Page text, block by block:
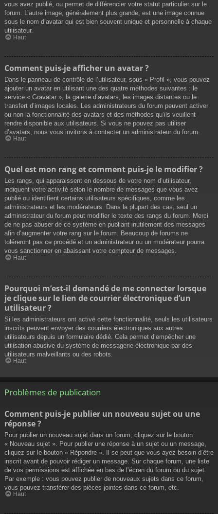
vous avez publié, ou permet de différencier votre statut particulier sur le
forum. L’autre image, généralement plus grande, est une image connue
sous le nom d’avatar qui est bien souvent unique et personnelle à chaque
utilisateur.
Haut
Comment puis-je afficher un avatar ?
Dans le panneau de contrôle de l’utilisateur, sous « Profil », vous pouvez
ajouter un avatar en utilisant une des quatre méthodes suivantes : le
service « Gravatar », la galerie d’avatars, les images distantes ou le
transfert d’images locales. Les administrateurs du forum peuvent activer
ou non la fonctionnalité des avatars et des méthodes qu’ils veuillent
rendre disponible aux utilisateurs. Si vous ne pouvez pas utiliser
d’avatars, nous vous invitons à contacter un administrateur du forum.
Haut
Quel est mon rang et comment puis-je le modifier ?
Les rangs, qui apparaissent en dessous de votre nom d’utilisateur,
indiquent votre activité selon le nombre de messages que vous avez
publié ou identifient certains utilisateurs spécifiques, comme les
administrateurs et les modérateurs. Dans la plupart des cas, seul un
administrateur du forum peut modifier le texte des rangs du forum. Merci
de ne pas abuser de ce système en publiant inutilement des messages
afin d’augmenter votre rang sur le forum. Beaucoup de forums ne
toléreront pas ce procédé et un administrateur ou un modérateur pourra
vous sanctionner en abaissant votre compteur de messages.
Haut
Pourquoi m’est-il demandé de me connecter lorsque
je clique sur le lien de courrier électronique d’un
utilisateur ?
Si les administrateurs ont activé cette fonctionnalité, seuls les utilisateurs
inscrits peuvent envoyer des courriers électroniques aux autres
utilisateurs depuis un formulaire dédié. Cela permet d’empêcher une
utilisation abusive du système de messagerie électronique par des
utilisateurs malveillants ou des robots.
Haut
Problèmes de publication
Comment puis-je publier un nouveau sujet ou une
réponse ?
Pour publier un nouveau sujet dans un forum, cliquez sur le bouton
« Nouveau sujet ». Pour publier une réponse à un sujet ou un message,
cliquez sur le bouton « Répondre ». Il se peut que vous ayez besoin d’être
inscrit avant de pouvoir rédiger un message. Sur chaque forum, une liste
de vos permissions est affichée en bas de l’écran du forum ou du sujet.
Par exemple : vous pouvez publier de nouveaux sujets dans ce forum,
vous pouvez transférer des pièces jointes dans ce forum, etc.
Haut